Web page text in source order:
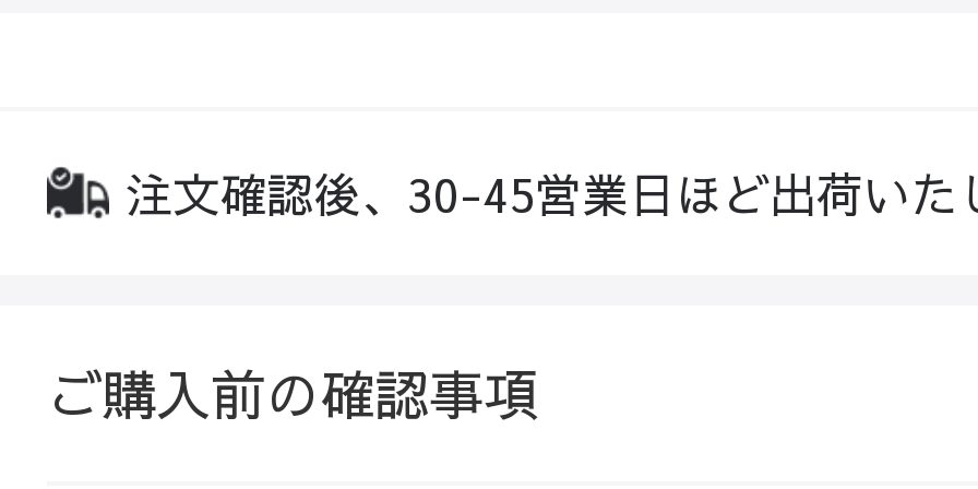
注文確認後、30-45営業日ほど出荷いた
ご購入前の確認事項